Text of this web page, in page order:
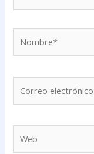
electrónico*